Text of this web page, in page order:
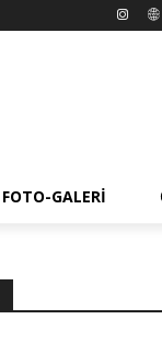
FOTO-GALERI